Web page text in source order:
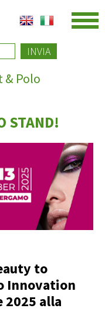
INVIA
& Polo
STAND!
to
Innovation
2025 alla